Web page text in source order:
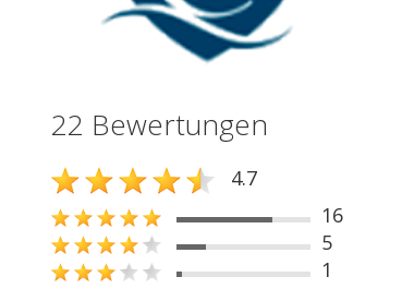
22 Bewertungen
4.7
16
5
1